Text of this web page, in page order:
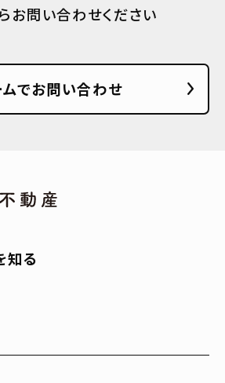
お問い合わせください
ムでお問い合わせ
知る